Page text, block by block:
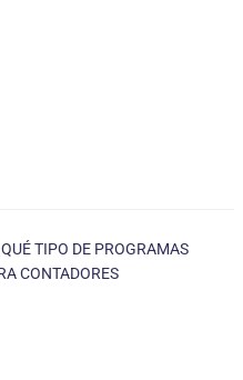
TIPO DE PROGRAMAS
CONTADORES